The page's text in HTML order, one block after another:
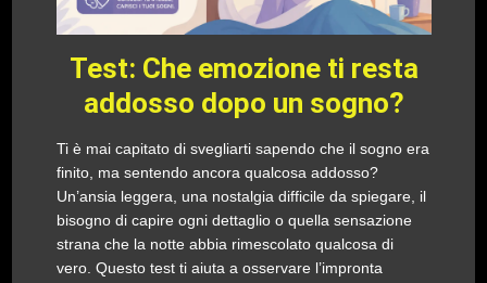
Test: Che emozione ti resta
addosso dopo un sogno?
Ti è mai capitato di svegliarti sapendo che il sogno era
finito, ma sentendo ancora qualcosa addosso?
Un’ansia leggera, una nostalgia difficile da spiegare, il
bisogno di capire ogni dettaglio o quella sensazione
strana che la notte abbia rimescolato qualcosa di
vero. Questo test ti aiuta a osservare l’impronta